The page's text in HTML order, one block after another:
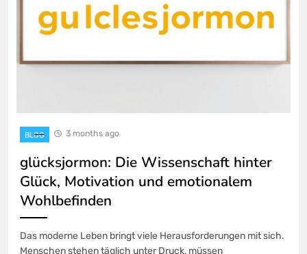
BLOG 3 months ago
glücksjormon: Die Wissenschaft hinter
Glück, Motivation und emotionalem
Wohlbefinden
Das moderne Leben bringt viele Herausforderungen mit sich.
Menschen stehen täglich unter Druck, müssen